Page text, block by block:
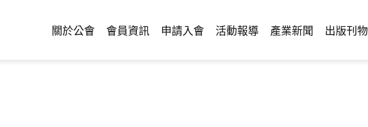
關於公會 會員資訊 申請入會 活動報導 產業新聞 出版刊物